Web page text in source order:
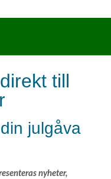
till
julgåva
nyheter,